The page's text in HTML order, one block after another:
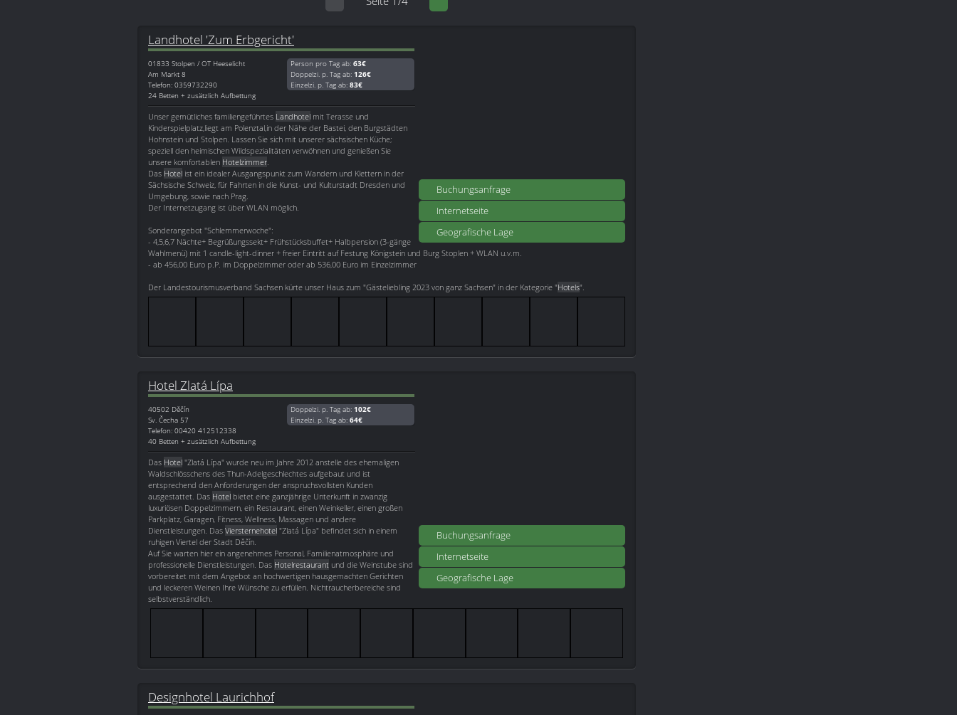
Buchungsanfrage
Internetseite
Geografische Lage
Landhotel 'Zum Erbgericht'
01833 Stolpen / OT Heeselicht
Am Markt 8
Telefon: 0359732290
24 Betten + zusätzlich Aufbettung
Person pro Tag ab: 63€
Doppelzi. p. Tag ab: 126€
Einzelzi. p. Tag ab: 83€
Unser gemütliches familiengeführtes Landhotel mit Terasse und
Kinderspielplatz,liegt am Polenztal,in der Nähe der Bastei, den Burgstädten
Hohnstein und Stolpen. Lassen Sie sich mit unserer sächsischen Küche;
speziell den heimischen Wildspezialitäten verwöhnen und genießen Sie
unsere komfortablen Hotelzimmer.
Das Hotel ist ein idealer Ausgangspunkt zum Wandern und Klettern in der
Sächsische Schweiz, für Fahrten in die Kunst- und Kulturstadt Dresden und
Umgebung, sowie nach Prag.
Der Internetzugang ist über WLAN möglich.
Sonderangebot "Schlemmerwoche":
- 4,5,6,7 Nächte+ Begrüßungssekt+ Frühstücksbuffet+ Halbpension (3-gänge
Wahlmenü) mit 1 candle-light-dinner + freier Eintritt auf Festung Königstein und Burg Stoplen + WLAN u.v.m.
- ab 456,00 Euro p.P. im Doppelzimmer oder ab 536,00 Euro im Einzelzimmer
Der Landestourismusverband Sachsen kürte unser Haus zum "Gästeliebling 2023 von ganz Sachsen" in der Kategorie "Hotels".
Buchungsanfrage
Internetseite
Geografische Lage
Hotel Zlatá Lípa
40502 Děčín
Sv. Čecha 57
Telefon: 00420 412512338
40 Betten + zusätzlich Aufbettung
Doppelzi. p. Tag ab: 102€
Einzelzi. p. Tag ab: 64€
Das Hotel "Zlatá Lípa" wurde neu im Jahre 2012 anstelle des ehemaligen
Waldschlösschens des Thun-Adelgeschlechtes aufgebaut und ist
entsprechend den Anforderungen der anspruchsvollsten Kunden
ausgestattet. Das Hotel bietet eine ganzjährige Unterkunft in zwanzig
luxuriösen Doppelzimmern, ein Restaurant, einen Weinkeller, einen großen
Parkplatz, Garagen, Fitness, Wellness, Massagen und andere
Dienstleistungen. Das Viersternehotel "Zlatá Lípa" befindet sich in einem
ruhigen Viertel der Stadt Děčín.
Auf Sie warten hier ein angenehmes Personal, Familienatmosphäre und
professionelle Dienstleistungen. Das Hotelrestaurant und die Weinstube sind
vorbereitet mit dem Angebot an hochwertigen hausgemachten Gerichten
und leckeren Weinen Ihre Wünsche zu erfüllen. Nichtraucherbereiche sind
selbstverständlich.
Designhotel Laurichhof